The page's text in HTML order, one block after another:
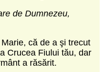
de Dumnezeu,
că de a şi trecut
Crucea Fiului tău, dar
a răsărit.